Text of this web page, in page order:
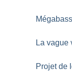
La vague
Projet de